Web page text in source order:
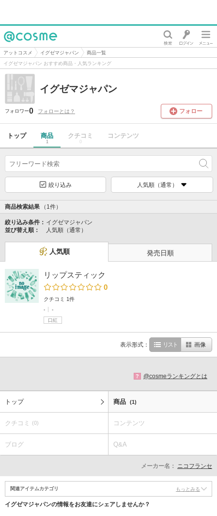
@cosme
アットコスメ イグゼマジャパン
商品一覧
イグゼマジャパン おすすめ商品・人気ランキング
イグゼマジャパン
フォロワー0 フォローとは？ フォロー
トップ 商品
1
クチコミ
0
コンテンツ
絞り込み 人気順（通常）
商品検索結果 （1件）
絞り込み条件： イグゼマジャパン
並び替え順：
人気順（通常）
人気順 発売日順
リップスティック
0
クチコミ 1件
-
-
口紅
表示形式： リスト 画像
? @cosmeランキングとは
トップ 商品 (1)
クチコミ (0) コンテンツ
ブログ Q&A
メーカー名： ニコフランセ
関連アイテムカテゴリ もっとみる
イグゼマジャパンの情報をお友達にシェアしませんか？